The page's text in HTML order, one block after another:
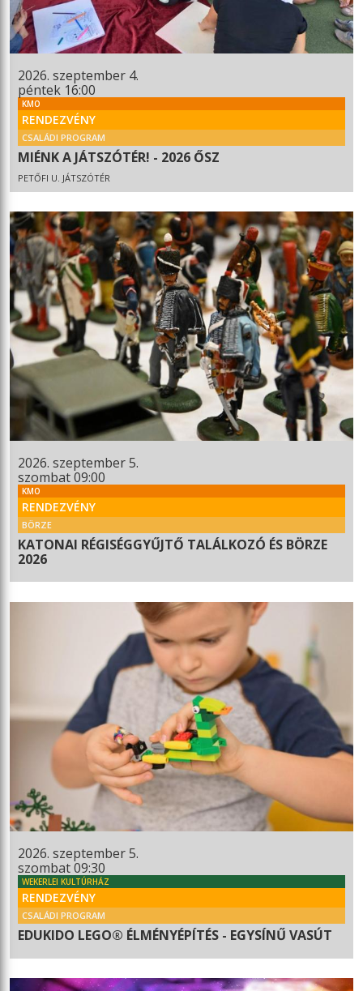
2026. szeptember 4.
péntek 16:00
KMO
RENDEZVÉNY
CSALÁDI PROGRAM
MIÉNK A JÁTSZÓTÉR! - 2026 ŐSZ
PETŐFI U. JÁTSZÓTÉR
2026. szeptember 5.
szombat 09:00
KMO
RENDEZVÉNY
BÖRZE
KATONAI RÉGISÉGGYŰJTŐ TALÁLKOZÓ ÉS BÖRZE
2026
2026. szeptember 5.
szombat 09:30
WEKERLEI KULTÚRHÁZ
RENDEZVÉNY
CSALÁDI PROGRAM
EDUKIDO LEGO® ÉLMÉNYÉPÍTÉS - EGYSÍNŰ VASÚT